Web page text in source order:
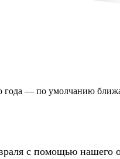
года — по умолчанию
с помощью нашего